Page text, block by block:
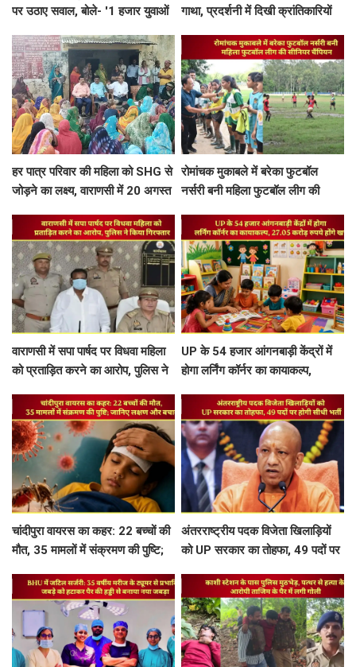
पर उठाए सवाल, बोले- '1 हजार युवाओं
गाथा, प्रदर्शनी में दिखी क्रांतिकारियों
हर पात्र परिवार की महिला को SHG से
जोड़ने का लक्ष्य, वाराणसी में 20 अगस्त
रोमांचक मुकाबले में बरेका फुटबॉल
नर्सरी बनी महिला फुटबॉल लीग की
वाराणसी में सपा पार्षद पर विधवा महिला
को प्रताड़ित करने का आरोप, पुलिस ने
UP के 54 हजार आंगनबाड़ी केंद्रों में
होगा लर्निंग कॉर्नर का कायाकल्प,
चांदीपुरा वायरस का कहर: 22 बच्चों की
मौत, 35 मामलों में संक्रमण की पुष्टि;
अंतरराष्ट्रीय पदक विजेता खिलाड़ियों
को UP सरकार का तोहफा, 49 पदों पर